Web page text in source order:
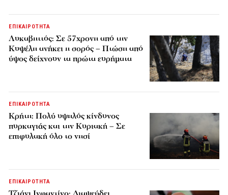
ΕΠΙΚΑΙΡΟΤΗΤΑ
Λυκαβηττός: Σε 57χρονη από την
Κυψέλη ανήκει η σορός – Πτώση από
ύψος δείχνουν τα πρώτα ευρήματα
ΕΠΙΚΑΙΡΟΤΗΤΑ
Κρήτη: Πολύ υψηλός κίνδυνος
πυρκαγιάς και την Κυριακή – Σε
επιφυλακή όλο το νησί
ΕΠΙΚΑΙΡΟΤΗΤΑ